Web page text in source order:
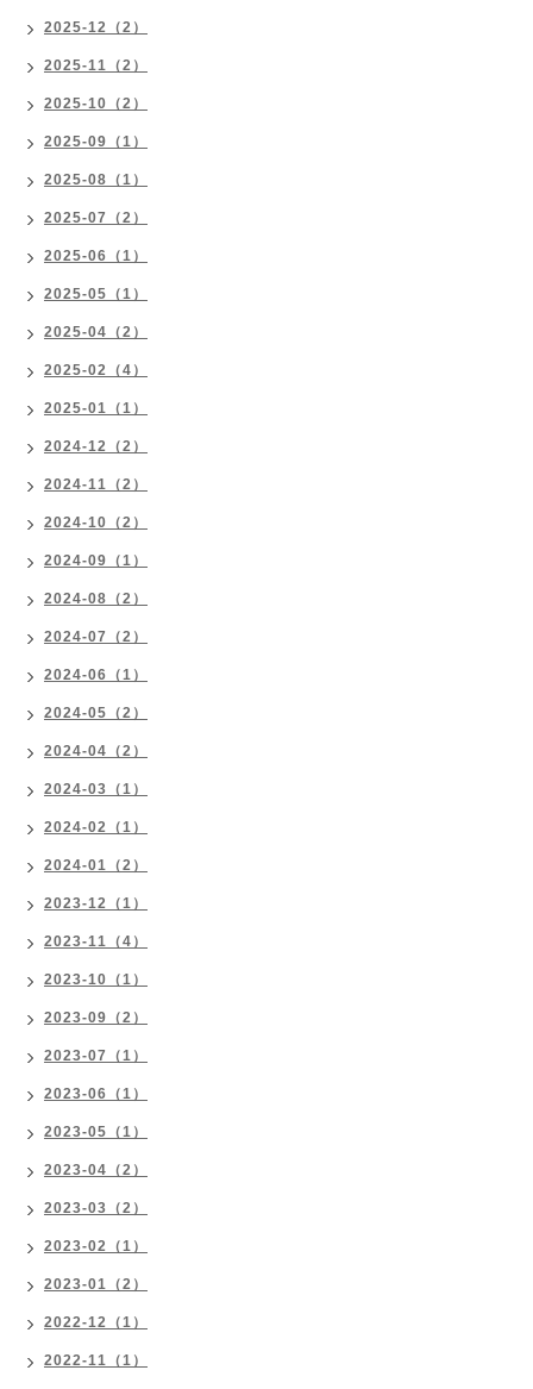
2025-12（2）
2025-11（2）
2025-10（2）
2025-09（1）
2025-08（1）
2025-07（2）
2025-06（1）
2025-05（1）
2025-04（2）
2025-02（4）
2025-01（1）
2024-12（2）
2024-11（2）
2024-10（2）
2024-09（1）
2024-08（2）
2024-07（2）
2024-06（1）
2024-05（2）
2024-04（2）
2024-03（1）
2024-02（1）
2024-01（2）
2023-12（1）
2023-11（4）
2023-10（1）
2023-09（2）
2023-07（1）
2023-06（1）
2023-05（1）
2023-04（2）
2023-03（2）
2023-02（1）
2023-01（2）
2022-12（1）
2022-11（1）